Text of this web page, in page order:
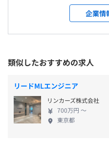
就業場所の変更範囲
受動喫煙防止措置に関する事
・従業員に対する受動喫煙対
屋内禁煙
昇給昇格は業績に合わせ随
社会保険完備（健康保険・
保険）
度の気象現象を指し、通
い詳細な情報を提供しま
の微気象解析において多
開発することで、微気象
に向けて日々挑戦を続けています。
インフラの社会実装で未
わたしたちのビジョンは
先駆けて社会実装し、世
やサービスが簡単に活用
構築することです。環境
企業情
類似したおすすめの求人
リードMLエンジニア
リンカーズ株式会社
700万円 〜
東京都